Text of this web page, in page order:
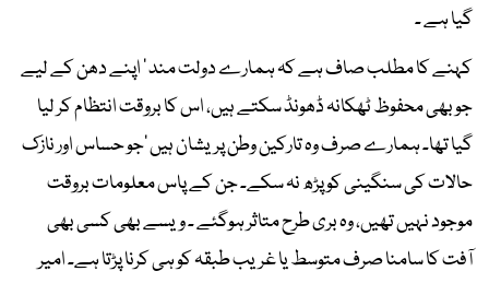
گیا ہے ۔
کہنے کا مطلب صاف ہے کہ ہمارے دولت مند ‘ اپنے دھن کے لیے
جو بھی محفوظ ٹھکانہ ڈھونڈ سکتے ہیں، اس کا بروقت انتظام کر لیا
گیا تھا۔ ہمارے صرف وہ تارکین وطن پریشان ہیں ‘جو حساس اور نازک
حالات کی سنگینی کو پڑھ نہ سکے۔ جن کے پاس معلومات بروقت
موجود نہیں تھیں، وہ بری طرح متاثر ہوگئے ۔ ویسے بھی کسی بھی
آفت کا سامنا صرف متوسط یا غریب طبقہ کو ہی کرنا پڑتا ہے۔ امیر